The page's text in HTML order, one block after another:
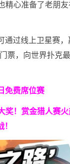
精心准备了老朋
通过线上卫星赛
票，向世界扑克
免费席位赛
奖！ 赏金猎人赛